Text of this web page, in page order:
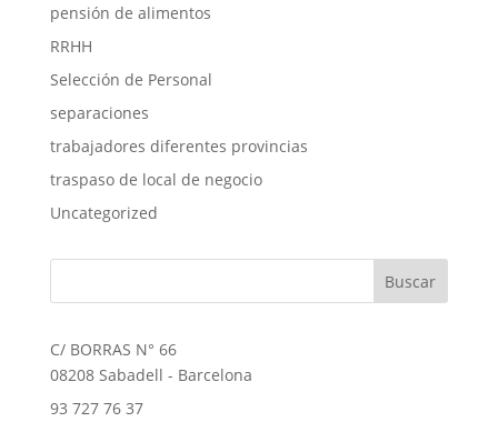
pensión de alimentos
RRHH
Selección de Personal
separaciones
trabajadores diferentes provincias
traspaso de local de negocio
Uncategorized
C/ BORRAS N° 66
08208 Sabadell - Barcelona
93 727 76 37